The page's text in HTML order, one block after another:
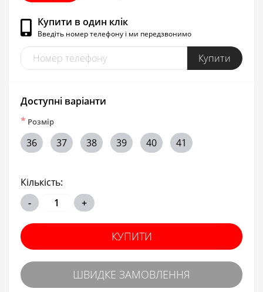
Купити в один клік
Введіть номер телефону і ми передзвонимо
Купити
Доступні варіанти
* Розмір
36 37 38 39 40 41
Кількість:
-
+
КУПИТИ
ШВИДКЕ ЗАМОВЛЕННЯ